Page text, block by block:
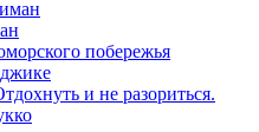
побережья
и не разориться.